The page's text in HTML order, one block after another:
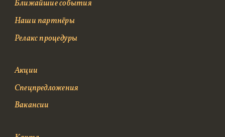
Ближайшие события
Наши партнёры
Релакс процедуры
Акции
Спецпредложения
Вакансии